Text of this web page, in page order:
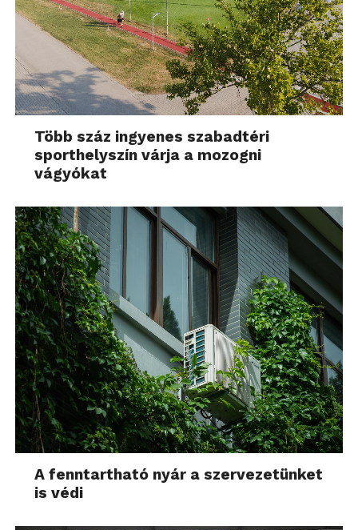
Több száz ingyenes szabadtéri
sporthelyszín várja a mozogni
vágyókat
A fenntartható nyár a szervezetünket
is védi